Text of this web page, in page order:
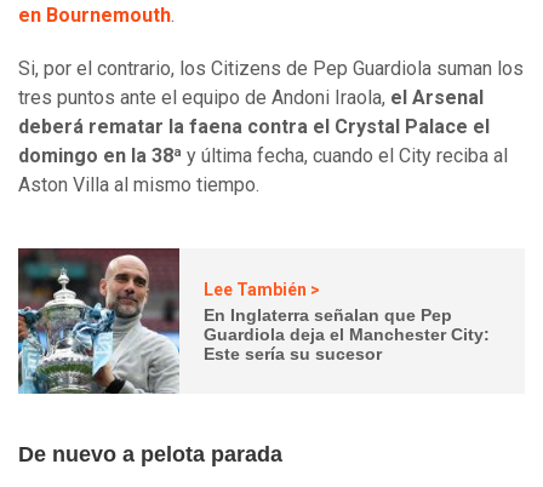
en Bournemouth.
Si, por el contrario, los Citizens de Pep Guardiola suman los
tres puntos ante el equipo de Andoni Iraola, el Arsenal
deberá rematar la faena contra el Crystal Palace el
domingo en la 38ª y última fecha, cuando el City reciba al
Aston Villa al mismo tiempo.
Lee También >
En Inglaterra señalan que Pep
Guardiola deja el Manchester City:
Este sería su sucesor
De nuevo a pelota parada